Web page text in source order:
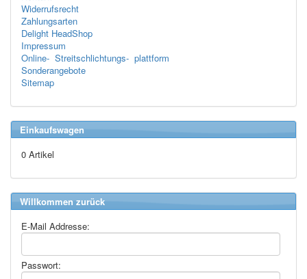
Widerrufsrecht
Zahlungsarten
Delight HeadShop
Impressum
Online- Streitschlichtungs- plattform
Sonderangebote
Sitemap
Einkaufswagen
0 Artikel
Willkommen zurück
E-Mail Addresse:
Passwort: